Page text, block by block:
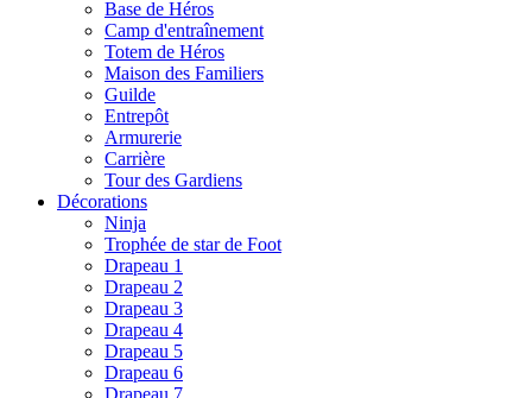
Base de Héros
Camp d'entraînement
Totem de Héros
Maison des Familiers
Guilde
Entrepôt
Armurerie
Carrière
Tour des Gardiens
Décorations
Ninja
Trophée de star de Foot
Drapeau 1
Drapeau 2
Drapeau 3
Drapeau 4
Drapeau 5
Drapeau 6